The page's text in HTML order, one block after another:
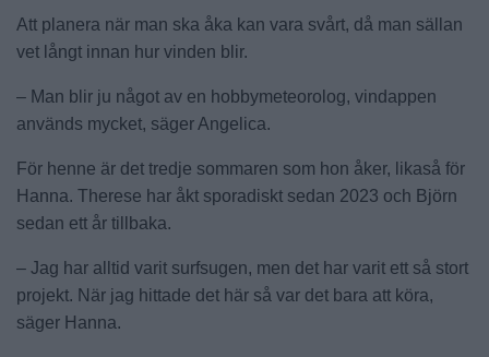
Att planera när man ska åka kan vara svårt, då man sällan
vet långt innan hur vinden blir.
– Man blir ju något av en hobbymeteorolog, vindappen
används mycket, säger Angelica.
För henne är det tredje sommaren som hon åker, likaså för
Hanna. Therese har åkt sporadiskt sedan 2023 och Björn
sedan ett år tillbaka.
– Jag har alltid varit surfsugen, men det har varit ett så stort
projekt. När jag hittade det här så var det bara att köra,
säger Hanna.